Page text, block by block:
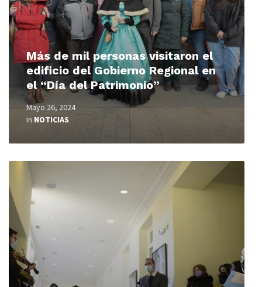
Más de mil personas visitaron el
edificio del Gobierno Regional en
el “Día del Patrimonio”
Mayo 26, 2024
in NOTICIAS
Read